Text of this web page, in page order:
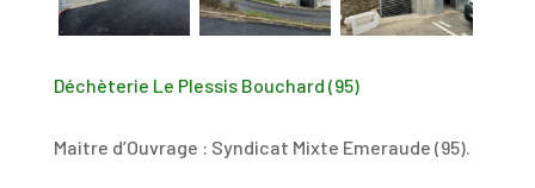
Déchèterie Le Plessis Bouchard (95)
Maitre d’Ouvrage : Syndicat Mixte Emeraude (95).